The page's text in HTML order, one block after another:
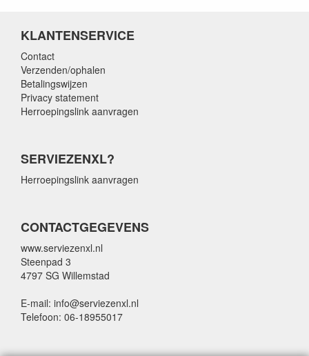
KLANTENSERVICE
Contact
Verzenden/ophalen
Betalingswijzen
Privacy statement
Herroepingslink aanvragen
SERVIEZENXL?
Herroepingslink aanvragen
CONTACTGEGEVENS
www.serviezenxl.nl
Steenpad 3
4797 SG Willemstad
E-mail: info@serviezenxl.nl
Telefoon: 06-18955017